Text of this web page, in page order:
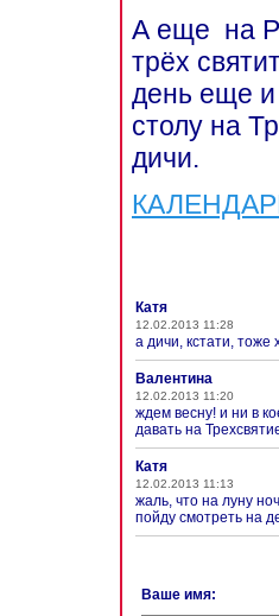
А еще на
трёх
день еще и
столу на
дичи.
Катя
12.02.2013 11:28
а дичи, кстати, тоже
Валентина
12.02.2013 11:20
ждем весну! и ни в
давать на
Катя
12.02.2013 11:13
жаль, что на луну
пойду смотреть на
Ваше имя: